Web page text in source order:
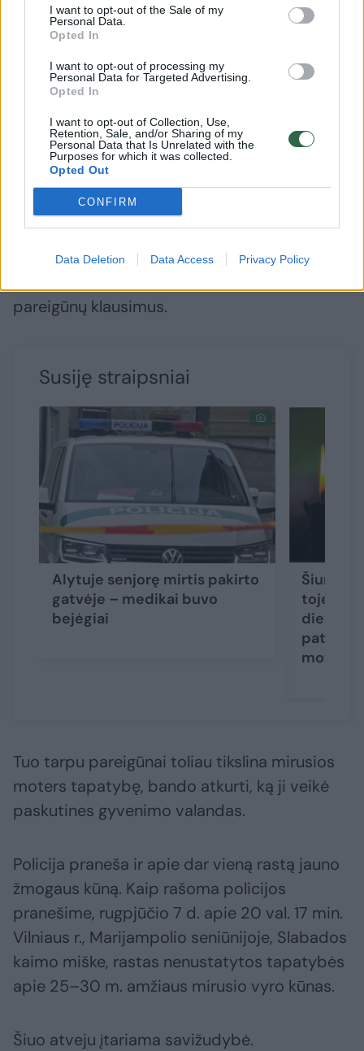
I want to opt-out of the Sale of my
Personal Data.
Opted In
I want to opt-out of processing my
Personal Data for Targeted Advertising.
Opted In
I want to opt-out of Collection, Use,
Retention, Sale, and/or Sharing of my
Personal Data that Is Unrelated with the
Purposes for which it was collected.
Opted Out
CONFIRM
Data Deletion Data Access Privacy Policy
mirusiosios tapatybę. Įtariama, kad tai gali
oficicialiai tai dar nepatvirtinta.
Nusikaltimas kol kas neįtariamas, pradėtas
ikiteisminis tyrimas mirties priežasčiai
nustatyti.
Kūnas perduotas teismo medicinos
ekspertams, šie turės nustatyti tikslią mirties
pareigūnų klausimus.
Susiję straipsniai
Alytuje senjorę mirtis pakirto
gatvėje – medikai buvo
bejėgiai
Šiurpūs
toje
dieną
paties
moterys
Tuo tarpu pareigūnai toliau tikslina mirusios
moters tapatybę, bando atkurti, ką ji veikė
paskutines gyvenimo valandas.
Policija praneša ir apie dar vieną rastą jauno
žmogaus kūną. Kaip rašoma policijos
pranešime, rugpjūčio 7 d. apie 20 val. 17 min.
Vilniaus r., Marijampolio seniūnijoje, Slabados
kaimo miške, rastas nenustatytos tapatybės
apie 25–30 m. amžiaus mirusio vyro kūnas.
Šiuo atveju įtariama savižudybė.